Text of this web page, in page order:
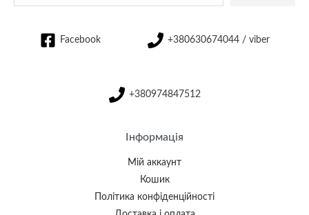
Facebook +380630674044 / viber
+380974847512
Інформація
Мій аккаунт
Кошик
Політика конфіденційності